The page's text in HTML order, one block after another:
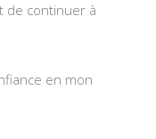
de continuer à
en mon